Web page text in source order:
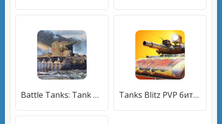
Battle Tanks: Tank Games WW2 (Бэтл Тэнкс) [МОД Premium] APK Android Tanks Blitz PVP битвы (Танки Блиц ПВП) [МОД Меню] APK Android